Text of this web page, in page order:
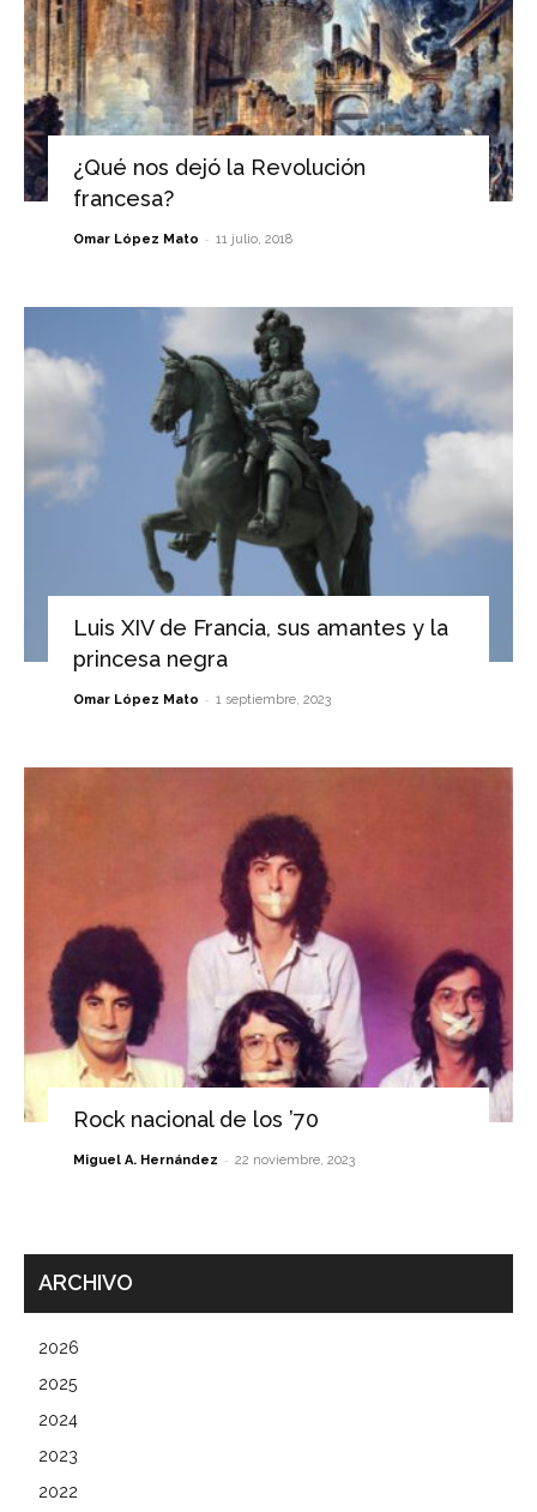
¿Qué nos dejó la Revolución
francesa?
Omar López Mato - 11 julio, 2018
Luis XIV de Francia, sus amantes y la
princesa negra
Omar López Mato - 1 septiembre, 2023
Rock nacional de los ’70
Miguel A. Hernández - 22 noviembre, 2023
ARCHIVO
2026
2025
2024
2023
2022